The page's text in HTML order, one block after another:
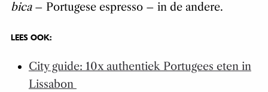
bica– Portugese espresso – in de andere.
LEES OOK:
City guide: 10x authentiek Portugees eten in
Lissabon